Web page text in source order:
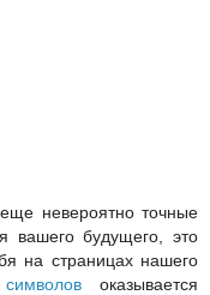
невероятно точные
вашего будущего, это
на страницах нашего
оказывается